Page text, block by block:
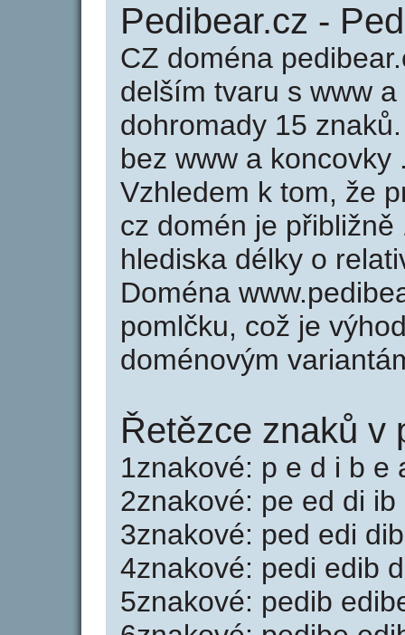
Pedibear.cz -
CZ doména
delším tvaru s www
dohromady 15
bez www a
Vzhledem k tom, že
cz domén je
hlediska délky o
Doména
pomlčku, což je
doménovým
Řetězce znaků v
1znakové: p e d i b e
2znakové: pe ed di
3znakové: ped edi
4znakové: pedi edib
5znakové: pedib